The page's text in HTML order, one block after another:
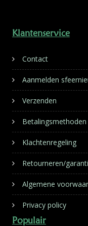
Klantenservice
Contact
Aanmelden
Verzenden
Betalingsmethoden
Klachtenregeling
Retourneren/
Algemene
Privacy policy
Populair